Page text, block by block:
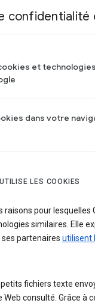
et
dans votre
LES COOKIES
raisons pour lesquelles
similaires. Elle
partenaires utilisent
fichiers texte
consulté. Grâce à